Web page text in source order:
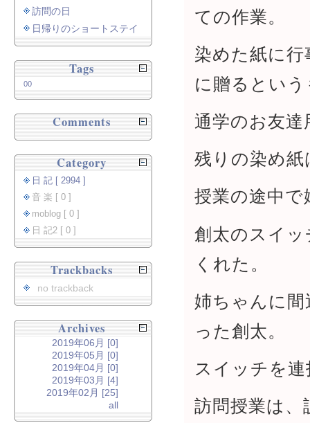
ての作業。
染めた紙に
に贈るとい
通学のお友達
残りの染め
授業の途中
創太のスイ
くれた。
姉ちゃんに
った創太。
スイッチを
訪問授業は
訪問の日
日帰りのショートステイ
Tags
00
Comments
Category
日 記 [ 2994 ]
音 楽 [ 0 ]
moblog [ 0 ]
日 記2 [ 0 ]
Trackbacks
no trackback
Archives
2019年06月 [0]
2019年05月 [0]
2019年04月 [0]
2019年03月 [4]
2019年02月 [25]
all